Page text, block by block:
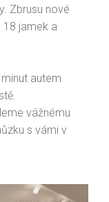
Zbrusu nové
18 jamek a
autem
vážnému
s vámi v